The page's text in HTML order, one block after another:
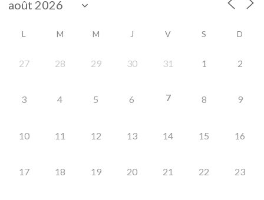
L M M J V S D
27 28 29 30 31 1 2
3 4 5 6 7 8 9
10 11 12 13 14 15 16
17 18 19 20 21 22 23